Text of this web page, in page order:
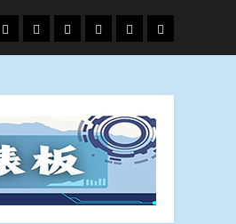
專
題
娛
樂
政
治
國
際
運
動
生
活